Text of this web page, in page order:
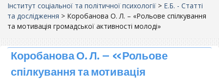
Інститут соціальної та політичної психології > Е.Б. - Статті
та дослідження > Коробанова О. Л. – «Рольове спілкування
та мотивація громадської активності молоді»
Коробанова О. Л. – «Рольове
спілкування та мотивація